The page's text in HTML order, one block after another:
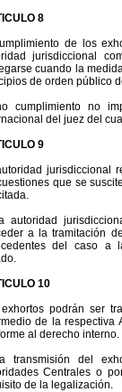
8
de los
jurisdiccional
cuando la
de orden público
cumplimiento no
del juez del
9
jurisdiccional
que se
autoridad
a la tramitación
del caso a
10
exhortos podrán ser
de la respectiva
al derecho interno.
transmisión del
Centrales o
de la legalización.